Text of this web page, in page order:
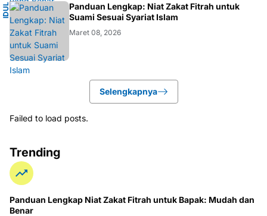
I
D
U
L
F
I
T
RI
Panduan Lengkap: Niat Zakat Fitrah untuk
Suami Sesuai Syariat Islam
Maret 08, 2026
Selengkapnya
Failed to load posts.
Trending
Panduan Lengkap Niat Zakat Fitrah untuk Bapak: Mudah dan
Benar